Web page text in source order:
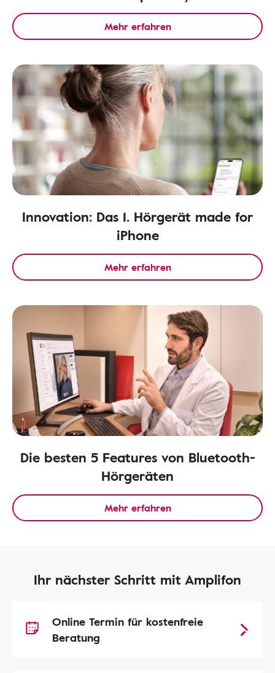
Mehr erfahren
Innovation: Das 1. Hörgerät made for
iPhone
Mehr erfahren
Die besten 5 Features von Bluetooth-
Hörgeräten
Mehr erfahren
Ihr nächster Schritt mit Amplifon
Online Termin für kostenfreie
Beratung